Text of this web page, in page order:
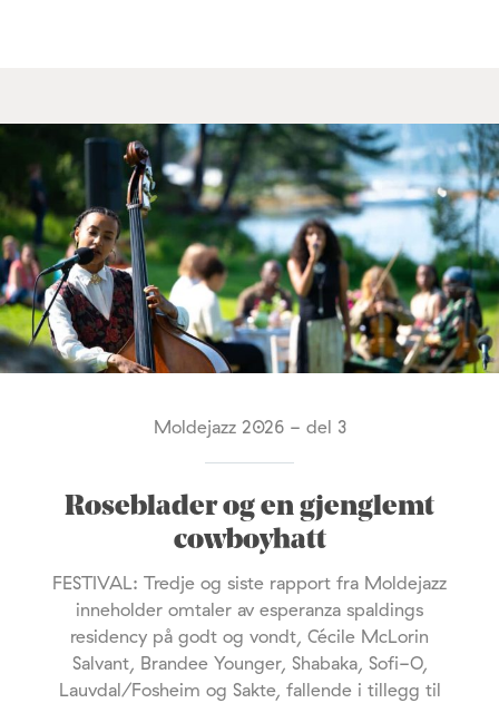
Moldejazz 2026 - del 3
Roseblader og en gjenglemt
cowboyhatt
FESTIVAL: Tredje og siste rapport fra Moldejazz
inneholder omtaler av esperanza spaldings
residency på godt og vondt, Cécile McLorin
Salvant, Brandee Younger, Shabaka, Sofi-O,
Lauvdal/Fosheim og Sakte, fallende i tillegg til